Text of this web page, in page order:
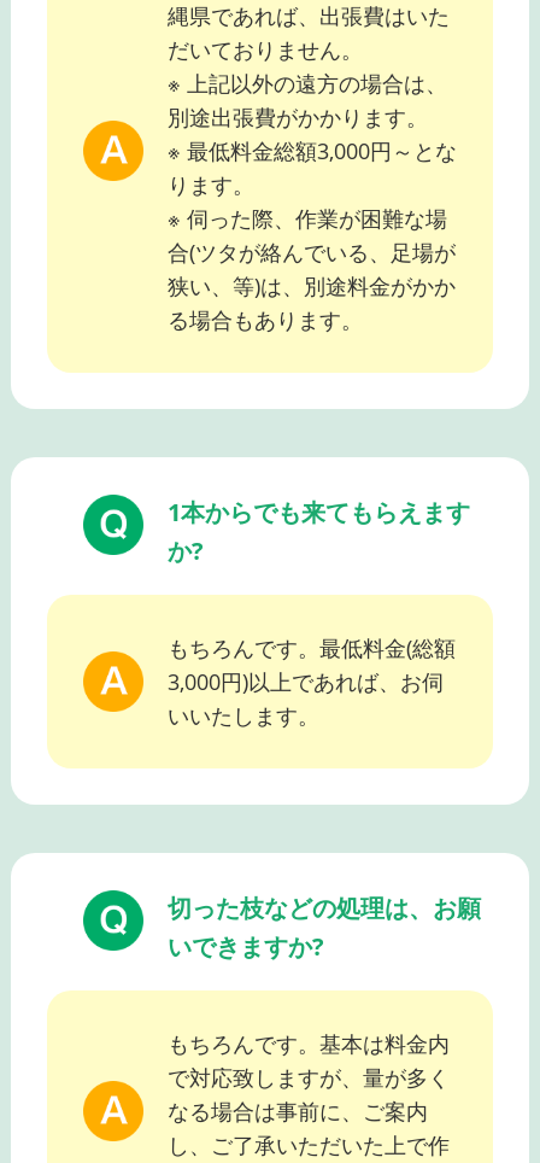
縄県であれば、出張費はいた
だいておりません。
※ 上記以外の遠方の場合は、
別途出張費がかかります。
※ 最低料金総額3,000円～とな
ります。
※ 伺った際、作業が困難な場
合(ツタが絡んでいる、足場が
狭い、等)は、別途料金がかか
る場合もあります。
1本からでも来てもらえます
か?
もちろんです。最低料金(総額
3,000円)以上であれば、お伺
いいたします。
切った枝などの処理は、お願
いできますか?
もちろんです。基本は料金内
で対応致しますが、量が多く
なる場合は事前に、ご案内
し、ご了承いただいた上で作